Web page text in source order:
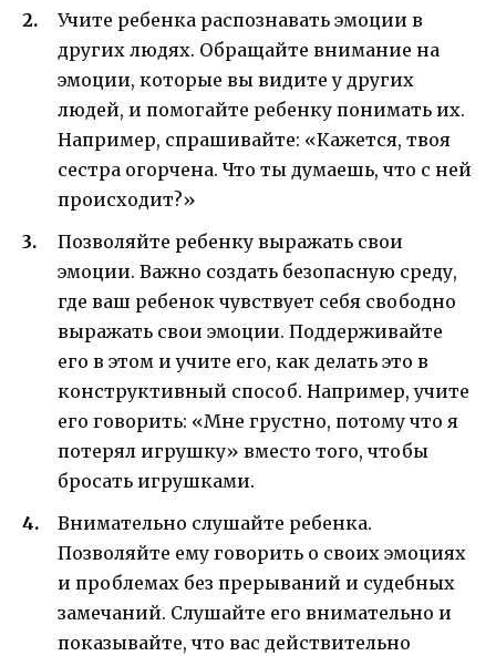
Учите ребенка распознавать эмоции в
других людях. Обращайте внимание на
эмоции, которые вы видите у других
людей, и помогайте ребенку понимать их.
Например, спрашивайте: «Кажется, твоя
сестра огорчена. Что ты думаешь, что с ней
происходит?»
Позволяйте ребенку выражать свои
эмоции. Важно создать безопасную среду,
где ваш ребенок чувствует себя свободно
выражать свои эмоции. Поддерживайте
его в этом и учите его, как делать это в
конструктивный способ. Например, учите
его говорить: «Мне грустно, потому что я
потерял игрушку» вместо того, чтобы
бросать игрушками.
Внимательно слушайте ребенка.
Позволяйте ему говорить о своих эмоциях
и проблемах без прерываний и судебных
замечаний. Слушайте его внимательно и
показывайте, что вас действительно